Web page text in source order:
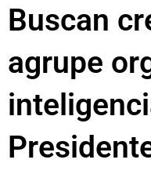
Buscan
agrupe